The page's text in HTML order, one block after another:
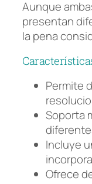
Aunque
presentan
la pena
Permite
Soporta
Incluye
Ofrece